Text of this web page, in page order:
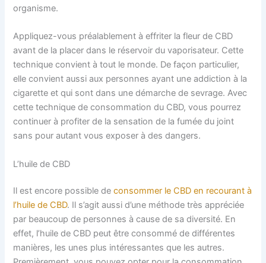
organisme.
Appliquez-vous préalablement à effriter la fleur de CBD
avant de la placer dans le réservoir du vaporisateur. Cette
technique convient à tout le monde. De façon particulier,
elle convient aussi aux personnes ayant une addiction à la
cigarette et qui sont dans une démarche de sevrage. Avec
cette technique de consommation du CBD, vous pourrez
continuer à profiter de la sensation de la fumée du joint
sans pour autant vous exposer à des dangers.
L’huile de CBD
Il est encore possible deconsommer le CBD en recourant à
l’huile de CBD. Il s’agit aussi d’une méthode très appréciée
par beaucoup de personnes à cause de sa diversité. En
effet, l’huile de CBD peut être consommé de différentes
manières, les unes plus intéressantes que les autres.